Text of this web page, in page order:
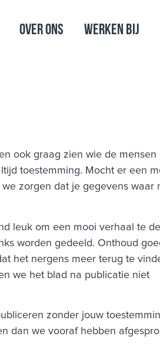
Over ons Werken bij
ook graag zien wie de mensen
toestemming. Mocht er een
zorgen dat je gegevens waar
leuk om een mooi verhaal te
worden gedeeld. Onthoud
het nergens meer terug te
we het blad na publicatie niet
zonder jouw
dan we vooraf hebben